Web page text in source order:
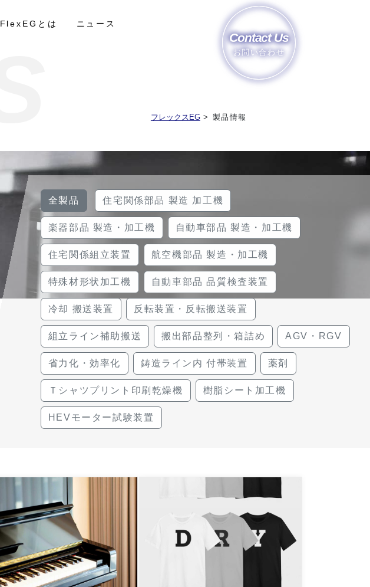
FlexEGとは ニュース
Contact Us
お問い合わせ
フレックスEG> 製品情報
全製品 住宅関係部品 製造 加工機
楽器部品 製造・加工機 自動車部品 製造・加工機
住宅関係組立装置 航空機部品 製造・加工機
特殊材形状加工機 自動車部品 品質検査装置
冷却 搬送装置 反転装置・反転搬送装置
組立ライン補助搬送 搬出部品整列・箱詰め AGV・RGV
省力化・効率化 鋳造ライン内 付帯装置 薬剤
Ｔシャツプリント印刷乾燥機 樹脂シート加工機
HEVモーター試験装置